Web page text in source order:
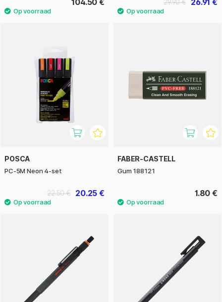
29.90 €
POSCA
PC-5M Neon 4-set
20.25 €
22.50 €
FABER-CASTELL
Gum 188121
1.80 €